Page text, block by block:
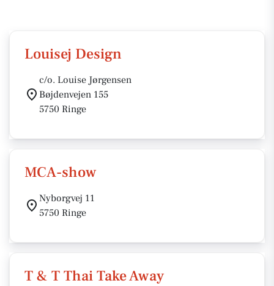
Louisej Design
c/o. Louise Jørgensen
Bøjdenvejen 155
5750 Ringe
MCA-show
Nyborgvej 11
5750 Ringe
T & T Thai Take Away